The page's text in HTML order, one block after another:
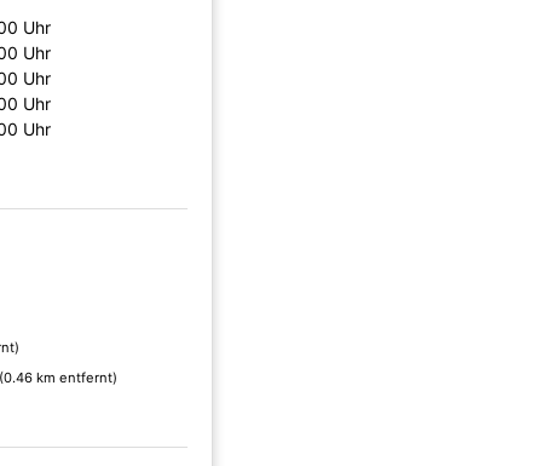
Uhr
Uhr
Uhr
Uhr
Uhr
(0.46 km entfernt)